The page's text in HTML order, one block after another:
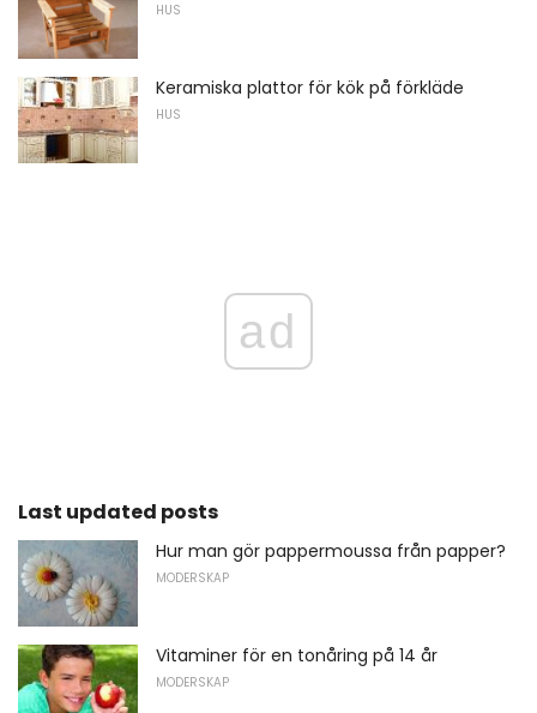
HUS
Keramiska plattor för kök på förkläde
HUS
ad
Last updated posts
Hur man gör pappermoussa från papper?
MODERSKAP
Vitaminer för en tonåring på 14 år
MODERSKAP